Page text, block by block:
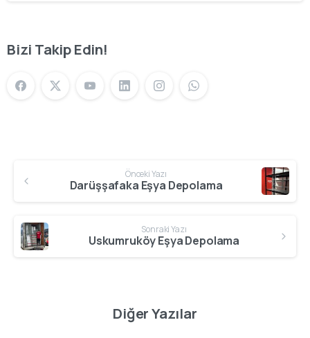
Bizi Takip Edin!
Önceki Yazı
Darüşşafaka Eşya Depolama
Sonraki Yazı
Uskumruköy Eşya Depolama
Diğer Yazılar